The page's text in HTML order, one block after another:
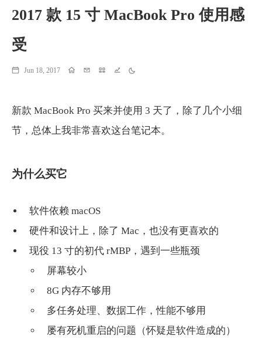
2017 款 15 寸 MacBook Pro 使用感
受
Jun 18, 2017 Home Email ProjectsRunning
新款 MacBook Pro 买来并使用 3 天了，除了几个小细
节，总体上我非常喜欢这台笔记本。
为什么买它
软件依赖 macOS
硬件和设计上，除了 Mac，也没有更喜欢的
现役 13 寸的初代 rMBP，遇到一些瓶颈
屏幕较小
8G 内存不够用
多任务处理、数据工作，性能不够用
屡有死机重启的问题（怀疑是软件造成的）